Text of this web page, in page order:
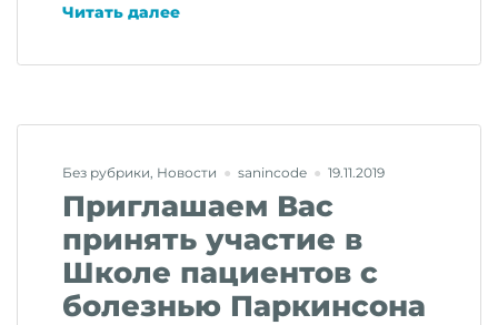
Читать далее«Ежегодная
«Неврология
и
Штульмановские
чтения»»
Без рубрики, Новости sanincode 19.11.2019
Приглашаем Вас
принять участие в
Школе пациентов с
болезнью Паркинсона